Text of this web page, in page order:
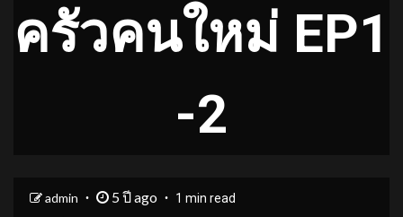
ครัวคนใหม่ EP1
-2
admin 5 ปี ago 1 min read